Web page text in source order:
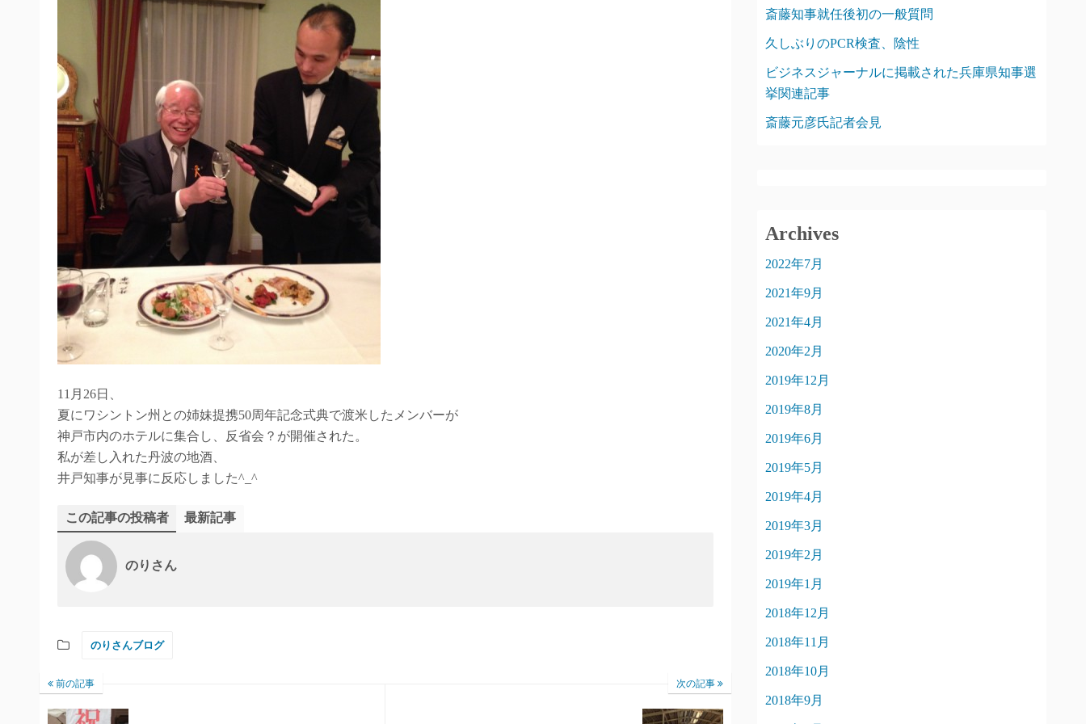
11月26日、
夏にワシントン州との姉妹提携50周年記念式典で渡米したメンバーが
神戸市内のホテルに集合し、反省会？が開催された。
私が差し入れた丹波の地酒、
井戸知事が見事に反応しました^_^
この記事の投稿者 最新記事
のりさん
のりさんブログ
前の記事 次の記事
斎藤知事就任後初の一般質問
久しぶりのPCR検査、陰性
ビジネスジャーナルに掲載された兵庫県知事選
挙関連記事
斎藤元彦氏記者会見
Archives
2022年7月
2021年9月
2021年4月
2020年2月
2019年12月
2019年8月
2019年6月
2019年5月
2019年4月
2019年3月
2019年2月
2019年1月
2018年12月
2018年11月
2018年10月
2018年9月